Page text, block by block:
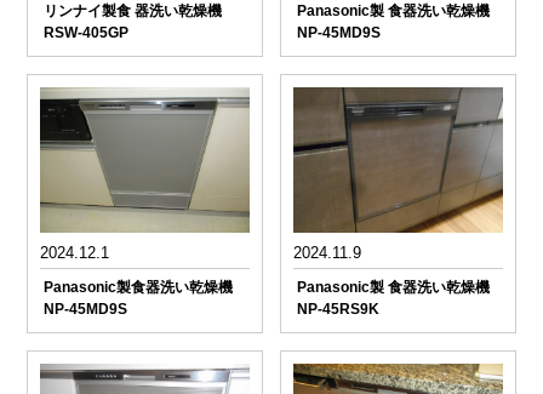
リンナイ製食 器洗い乾燥機
RSW-405GP
Panasonic製 食器洗い乾燥機
NP-45MD9S
2024.12.1
Panasonic製食器洗い乾燥機
NP-45MD9S
2024.11.9
Panasonic製 食器洗い乾燥機
NP-45RS9K